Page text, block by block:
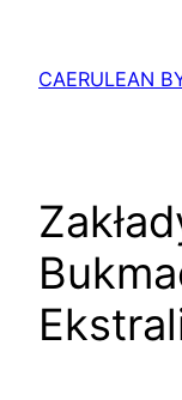
content
CAERULEAN